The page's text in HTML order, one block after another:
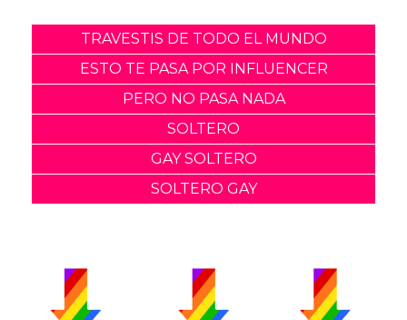
TRAVESTIS DE TODO EL MUNDO
ESTO TE PASA POR INFLUENCER
PERO NO PASA NADA
SOLTERO
GAY SOLTERO
SOLTERO GAY